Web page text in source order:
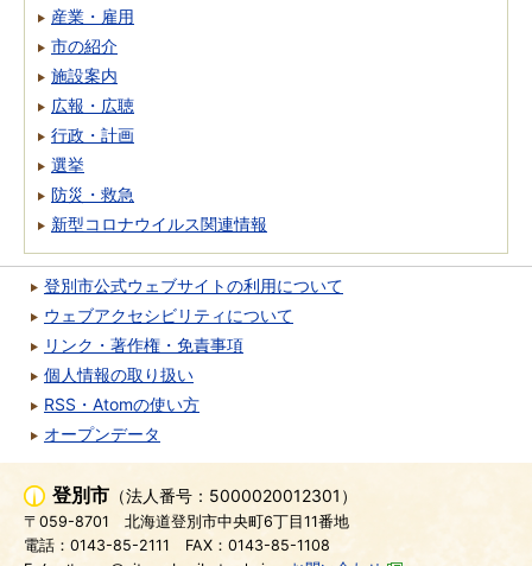
産業・雇用
市の紹介
施設案内
広報・広聴
行政・計画
選挙
防災・救急
新型コロナウイルス関連情報
登別市公式ウェブサイトの利用について
ウェブアクセシビリティについて
リンク・著作権・免責事項
個人情報の取り扱い
RSS・Atomの使い方
オープンデータ
登別市 （法人番号：5000020012301）
〒059-8701
北海道登別市中央町6丁目11番地
電話：0143-85-2111
FAX：0143-85-1108